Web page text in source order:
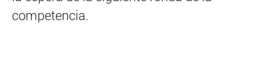
competencia.